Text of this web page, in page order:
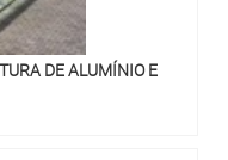
DE ALUMÍNIO E